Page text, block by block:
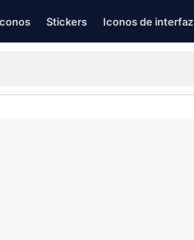
Stickers Iconos de interfaz